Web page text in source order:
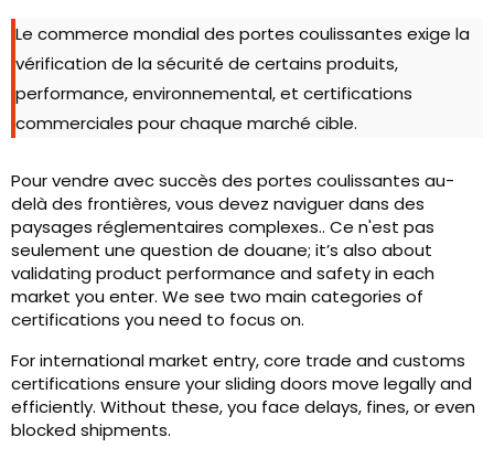
Le commerce mondial des portes coulissantes exige la
vérification de la sécurité de certains produits,
performance, environnemental, et certifications
commerciales pour chaque marché cible.
Pour vendre avec succès des portes coulissantes au-
delà des frontières, vous devez naviguer dans des
paysages réglementaires complexes.. Ce n'est pas
seulement une question de douane; it’s also about
validating product performance and safety in each
market you enter. We see two main categories of
certifications you need to focus on.
For international market entry,core trade and customs
certifications ensure your sliding doors move legally and
efficiently. Without these,you face delays, fines,or even
blocked shipments.